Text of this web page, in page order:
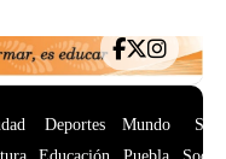
Deportes
Mundo